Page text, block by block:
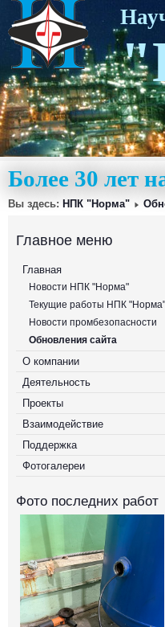
Более 30 лет
Вы здесь: НПК "Норма"
Главное меню
Главная
Новости НПК "Норма"
Текущие работы НПК "Норма"
Новости промбезопасности
Обновления сайта
О компании
Деятельность
Проекты
Взаимодействие
Поддержка
Фотогалереи
Фото последних работ